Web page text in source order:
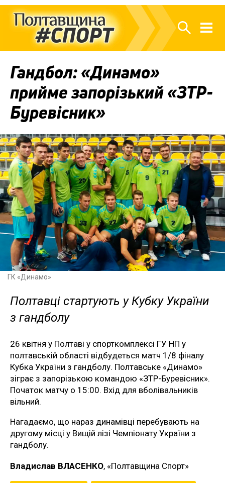
Гандбол: «Динамо»
прийме запорізький «ЗТР-
Буревісник»
ГК «Динамо»
Полтавці стартують у Кубку України
з гандболу
26 квітня у Полтаві у спорткомплексі ГУ НП у
полтавській області відбудеться матч 1/8 фіналу
Кубка України з гандболу. Полтавське «Динамо»
зіграє з запорізькою командою «ЗТР-Буревісник».
Початок матчу о 15:00. Вхід для вболівальників
вільний.
Нагадаємо, що нараз динамівці перебувають на
другому місці у Вищій лізі Чемпіонату України з
гандболу.
Владислав ВЛАСЕНКО, «Полтавщина Спорт»